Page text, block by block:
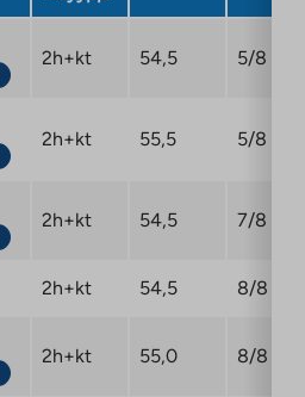
2h+kt 54,5 5/8
2h+kt 55,5 5/8
2h+kt 54,5 7/8
2h+kt 54,5 8/8
2h+kt 55,0 8/8